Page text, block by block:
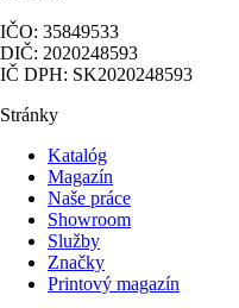
IČO: 35849533
DIČ: 2020248593
IČ DPH: SK2020248593
Stránky
Katalóg
Magazín
Naše práce
Showroom
Služby
Značky
Printový magazín